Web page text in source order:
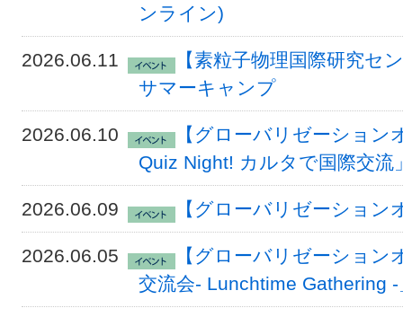
ンライン)
2026.06.11
【素粒子物理国際研究セ
サマーキャンプ
2026.06.10
【グローバリゼーション
Quiz Night! カルタで国際交流
2026.06.09 【グローバリゼーション
2026.06.05
【グローバリゼーション
交流会- Lunchtime Gathering -